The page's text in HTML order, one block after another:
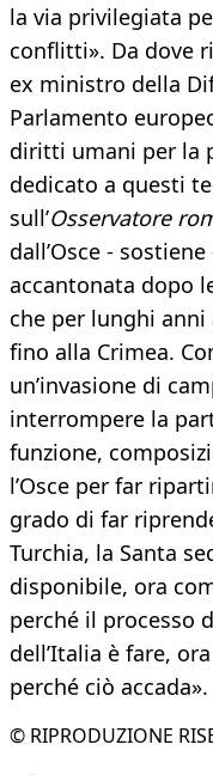
la via privilegiata
conflitti». Da dove
ex ministro della
Parlamento
diritti umani per la
dedicato a questi
sull’Osservatore
dall’Osce -
accantonata dopo
che per lunghi
fino alla Crimea.
un’invasione di
interrompere la
funzione,
l’Osce per far
grado di far
Turchia, la Santa
disponibile, ora
perché il processo
dell’Italia è fare,
perché ciò accada».
© RIPRODUZIONE